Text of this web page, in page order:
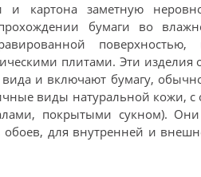
и картона заметную
бумаги во
плитами. Эти изделия
и включают бумагу,
виды натуральной кожи, с
покрытыми сукном). Они
обоев, для внутренней и